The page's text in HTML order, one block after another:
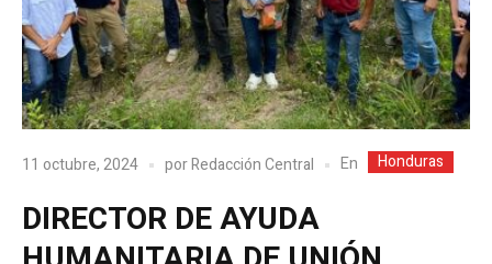
11 octubre, 2024 porRedacción Central En Honduras
DIRECTOR DE AYUDA